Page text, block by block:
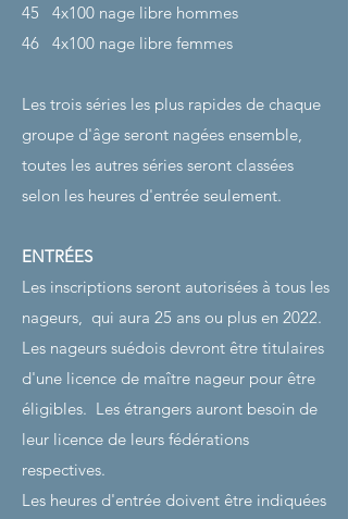
45
4x100 nage libre hommes
46
4x100 nage libre femmes
Les trois séries les plus rapides de chaque
groupe d'âge seront nagées ensemble,
toutes les autres séries seront classées
selon les heures d'entrée seulement.
ENTRÉES
Les inscriptions seront autorisées à tous les
nageurs, qui aura 25 ans ou plus en 2022.
Les nageurs suédois devront être titulaires
d'une licence de maître nageur pour être
éligibles. Les étrangers auront besoin de
leur licence de leurs fédérations
respectives.
Les heures d'entrée doivent être indiquées